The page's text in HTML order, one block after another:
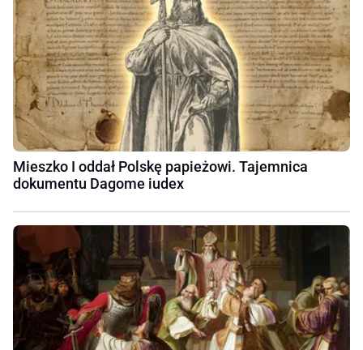
Mieszko I oddał Polskę papieżowi. Tajemnica
dokumentu Dagome iudex